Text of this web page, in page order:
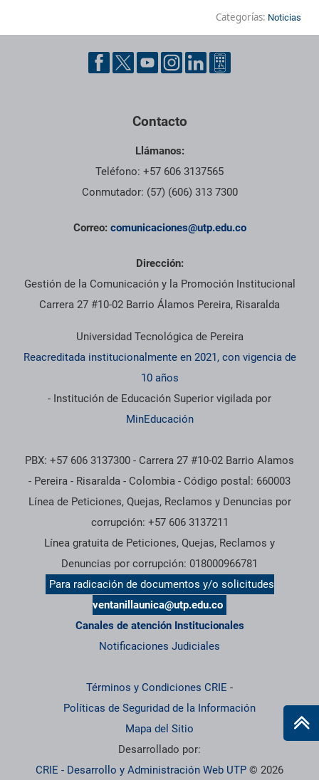
Categorías: Noticias
Contacto
Llámanos:
Teléfono: +57 606 3137565
Conmutador: (57) (606) 313 7300
Correo: comunicaciones@utp.edu.co
Dirección:
Gestión de la Comunicación y la Promoción Institucional
Carrera 27 #10-02 Barrio Álamos Pereira, Risaralda
Universidad Tecnológica de Pereira
Reacreditada institucionalmente en 2021, con vigencia de
10 años
- Institución de Educación Superior vigilada por
MinEducación
PBX: +57 606 3137300 - Carrera 27 #10-02 Barrio Alamos
- Pereira - Risaralda - Colombia - Código postal: 660003
Línea de Peticiones, Quejas, Reclamos y Denuncias por
corrupción: +57 606 3137211
Línea gratuita de Peticiones, Quejas, Reclamos y
Denuncias por corrupción: 018000966781
Para radicación de documentos y/o solicitudes
ventanillaunica@utp.edu.co
Canales de atención Institucionales
Notificaciones Judiciales
Términos y Condiciones CRIE -
Políticas de Seguridad de la Información
Mapa del Sitio
Desarrollado por:
CRIE - Desarrollo y Administración Web UTP © 2026